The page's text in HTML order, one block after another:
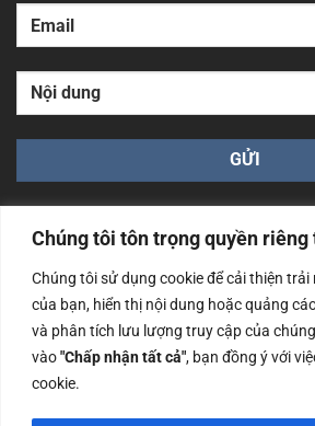
Chúng tôi tôn trọng quyền riêng
Chúng tôi sử dụng cookie để cải thiện trải
của bạn, hiển thị nội dung hoặc quảng
và phân tích lưu lượng truy cập của
vào"Chấp nhận tất cả", bạn đồng ý với
cookie.
Công ty TNHH Nam Bình Xương - Số
cấp ngày 14/06/2019 bởi Sở Kế
Nội
Copyrights @2023 Nam Binh Xuong.